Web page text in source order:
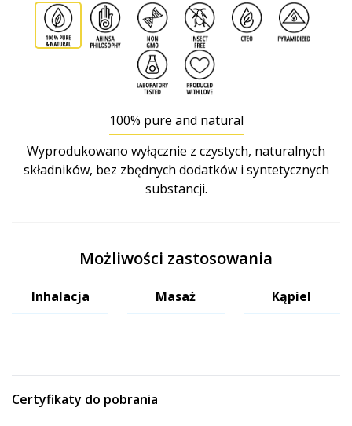
100% pure and natural
Wyprodukowano wyłącznie z czystych, naturalnych
składników, bez zbędnych dodatków i syntetycznych
substancji.
Możliwości zastosowania
Inhalacja Masaż Kąpiel
Certyfikaty do pobrania